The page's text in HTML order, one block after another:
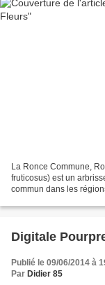
La Ronce Commune,
fruticosus) est un
commun dans les
Digitale
Publié le 09/06/2014 à
Par Didier 85